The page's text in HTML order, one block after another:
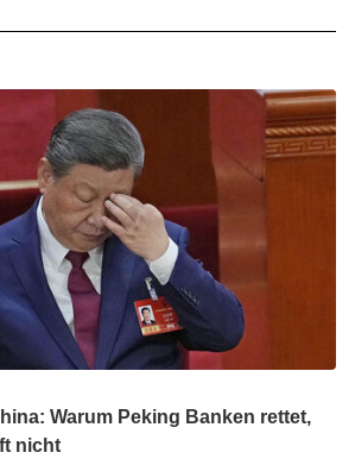
Warum Peking Banken rettet,
nicht